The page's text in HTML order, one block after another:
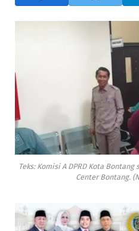
Teks: Komisi A DPRD Kota
Center Bontang.